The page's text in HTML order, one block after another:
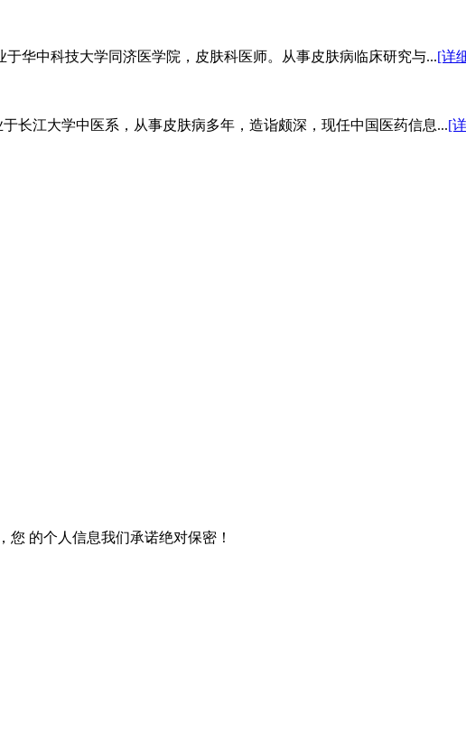
华中科技大学同济医学院，皮肤科医师。从事皮肤病临床研究与...[详
长江大学中医系，从事皮肤病多年，造诣颇深，现任中国医药信息...[
的个人信息我们承诺绝对保密！